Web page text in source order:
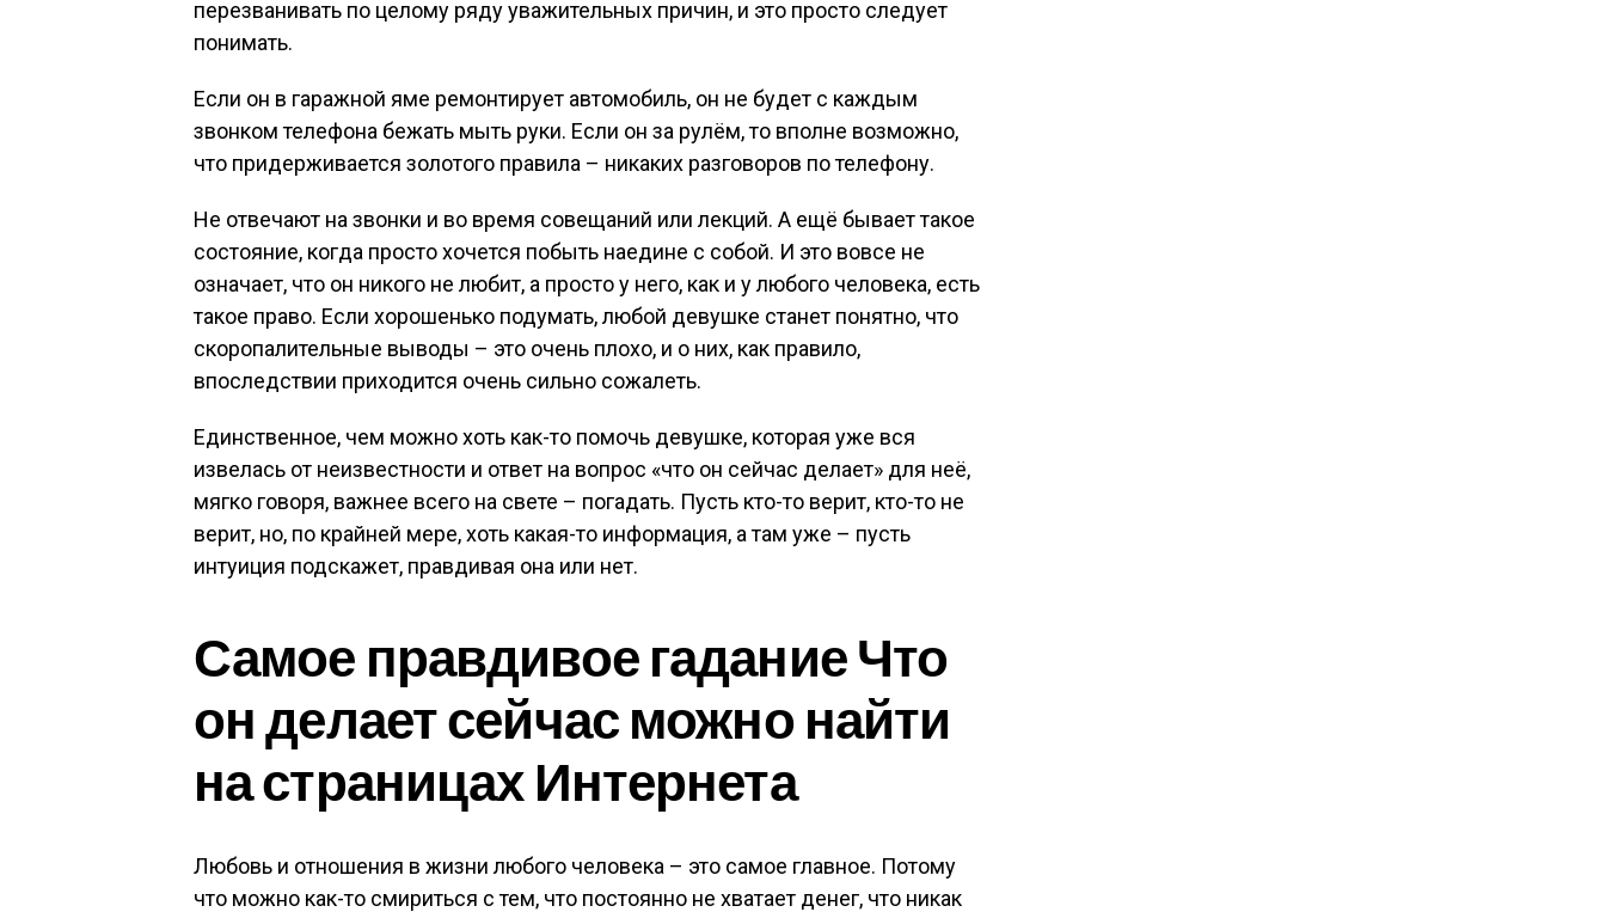
перезванивать по целому ряду уважительных причин, и это просто следует
понимать.
Если он в гаражной яме ремонтирует автомобиль, он не будет с каждым
звонком телефона бежать мыть руки. Если он за рулём, то вполне возможно,
что придерживается золотого правила – никаких разговоров по телефону.
Не отвечают на звонки и во время совещаний или лекций. А ещё бывает такое
состояние, когда просто хочется побыть наедине с собой. И это вовсе не
означает, что он никого не любит, а просто у него, как и у любого человека, есть
такое право. Если хорошенько подумать, любой девушке станет понятно, что
скоропалительные выводы – это очень плохо, и о них, как правило,
впоследствии приходится очень сильно сожалеть.
Единственное, чем можно хоть как-то помочь девушке, которая уже вся
извелась от неизвестности и ответ на вопрос «что он сейчас делает» для неё,
мягко говоря, важнее всего на свете – погадать. Пусть кто-то верит, кто-то не
верит, но, по крайней мере, хоть какая-то информация, а там уже – пусть
интуиция подскажет, правдивая она или нет.
Самое правдивое гадание Что
он делает сейчас можно найти
на страницах Интернета
Любовь и отношения в жизни любого человека – это самое главное. Потому
что можно как-то смириться с тем, что постоянно не хватает денег, что никак